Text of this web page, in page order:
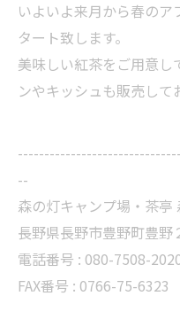
いよいよ来月から春のア
タート致します。
美味しい紅茶をご用意し
ンやキッシュも販売して
--
森の灯キャンプ場・茶亭
長野県長野市豊野町豊野
電話番号 : 080-7508-
FAX番号 : 0766-75-6323